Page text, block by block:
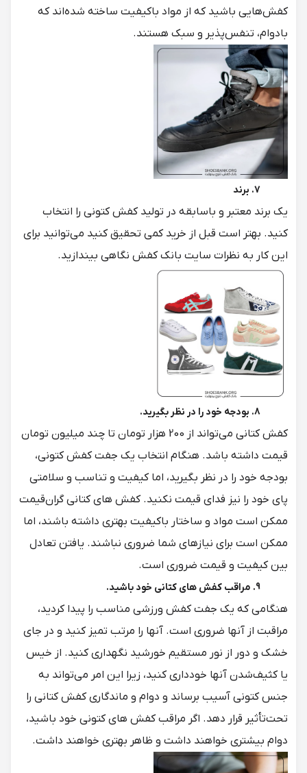
کفش‌هایی باشید که از مواد باکیفیت ساخته شده‌اند که
بادوام، تنفس‌پذیر و سبک هستند.
7. برند
یک برند معتبر و باسابقه در تولید کفش کتونی را انتخاب
کنید. بهتر است قبل از خرید کمی تحقیق کنید می‌توانید برای
این کار به نظرات سایت بانک کفش نگاهی بیندازید.
8. بودجه خود را در نظر بگیرید.
کفش کتانی می‌تواند از 200 هزار تومان تا چند میلیون تومان
قیمت داشته باشد. هنگام انتخاب یک جفت کفش کتونی،
بودجه خود را در نظر بگیرید، اما کیفیت و تناسب و سلامتی
پای خود را نیز فدای قیمت نکنید. کفش های کتانی گران‌قیمت
ممکن است مواد و ساختار باکیفیت بهتری داشته باشند، اما
ممکن است برای نیازهای شما ضروری نباشند. یافتن تعادل
بین کیفیت و قیمت ضروری است.
9. مراقب کفش های کتانی خود باشید.
هنگامی که یک جفت کفش ورزشی مناسب را پیدا کردید،
مراقبت از آنها ضروری است. آنها را مرتب تمیز کنید و در جای
خشک و دور از نور مستقیم خورشید نگهداری کنید. از خیس
یا کثیف‌شدن آنها خودداری کنید، زیرا این امر می‌تواند به
جنس کتونی آسیب برساند و دوام و ماندگاری کفش کتانی را
تحت‌تأثیر قرار دهد. اگر مراقب کفش های کتونی خود باشید،
دوام بیشتری خواهند داشت و ظاهر بهتری خواهند داشت.